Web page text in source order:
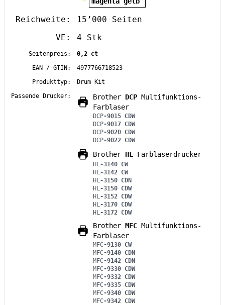
Reichweite:
15’000 Seiten
VE:
4 Stk
Seitenpreis:
0,2 ct
EAN / GTIN:
4977766718523
Produkttyp:
Drum Kit
Passende Drucker:
Brother DCP Multifunktions-
Farblaser
DCP-9015 CDW
DCP-9017 CDW
DCP-9020 CDW
DCP-9022 CDW
Brother HL Farblaserdrucker
HL -3140 CW
HL -3142 CW
HL -3150 CDN
HL -3150 CDW
HL -3152 CDW
HL -3170 CDW
HL -3172 CDW
Brother MFC Multifunktions-
Farblaser
MFC-9130 CW
MFC-9140 CDN
MFC-9142 CDN
MFC-9330 CDW
MFC-9332 CDW
MFC-9335 CDW
MFC-9340 CDW
MFC-9342 CDW